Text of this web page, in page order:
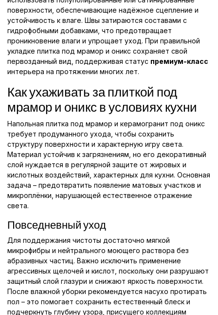
поверхности, обеспечивающие надёжное сцепление и
устойчивость к влаге. Швы затираются составами с
гидрофобными добавками, что предотвращает
проникновение влаги и упрощает уход. При правильной
укладке плитка под мрамор и оникс сохраняет свой
первозданный вид, поддерживая статус премиум-класс
интерьера на протяжении многих лет.
Как ухаживать за плиткой под
мрамор и оникс в условиях кухни
Напольная плитка под мрамор и керамогранит под оникс
требует продуманного ухода, чтобы сохранить
структуру поверхности и характерную игру света.
Материал устойчив к загрязнениям, но его декоративный
слой нуждается в регулярной защите от жировых и
кислотных воздействий, характерных для кухни. Основная
задача – предотвратить появление матовых участков и
микроплёнки, нарушающей естественное отражение
света.
Повседневный уход
Для поддержания чистоты достаточно мягкой
микрофибры и нейтрального моющего раствора без
абразивных частиц. Важно исключить применение
агрессивных щелочей и кислот, поскольку они разрушают
защитный слой глазури и снижают яркость поверхности.
После влажной уборки рекомендуется насухо протирать
пол – это помогает сохранить естественный блеск и
подчеркнуть глубину узора, присущего коллекциям